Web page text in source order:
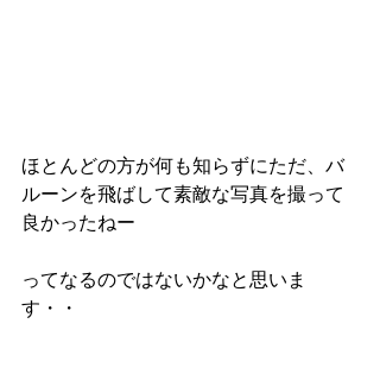
ほとんどの方が何も知らずにただ、バ
ルーンを飛ばして素敵な写真を撮って
良かったねー
ってなるのではないかなと思いま
す・・